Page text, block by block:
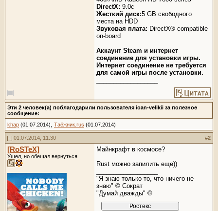
DirectX: 9.0c
Жесткий диск:5 GB свободного
места на HDD
Звуковая плата: DirectX® compatible
on-board
Аккаунт Steam и интернет
соединение для установки игры.
Интернет соединение не требуется
для самой игры после установки.
Эти 2 человек(а) поблагодарили пользователя ioan-velikii за полезное
сообщение:
khap (01.07.2014), Таёжник.rus (01.07.2014)
01.07.2014, 11:30 #2
[RoSTeX]
Ушел, но обещал вернуться
Майнкрафт в космосе?
Rust можно запилить еще))
"Я знаю только то, что ничего не
знаю" © Сократ
"Думай дважды" ©